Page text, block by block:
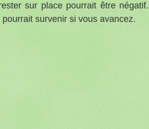
sur place pourrait être négatif.
survenir si vous avancez.